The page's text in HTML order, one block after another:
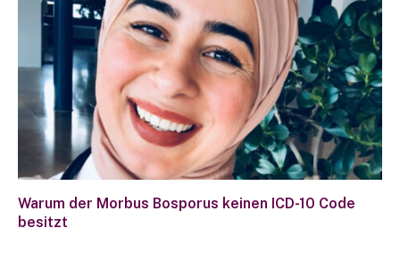
Warum der Morbus Bosporus keinen ICD-10 Code
besitzt